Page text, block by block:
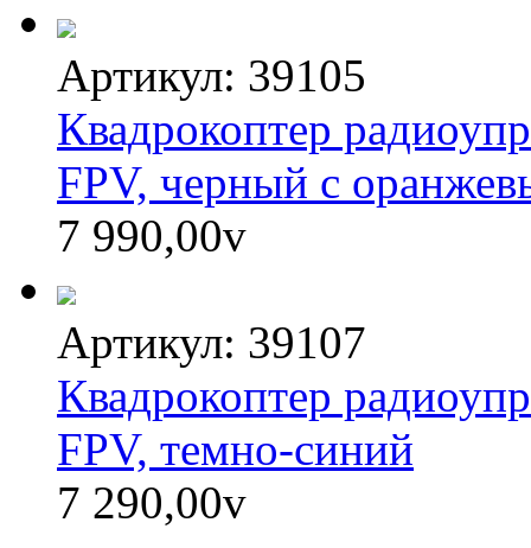
Артикул: 39105
Квадрокоптер
FPV, черный с
7 990,00v
Артикул: 39107
Квадрокоптер
FPV, темно-синий
7 290,00v